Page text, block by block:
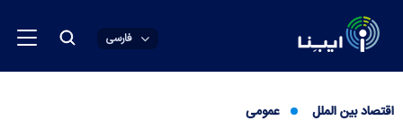
فارسی
اقتصاد بین الملل عمومی